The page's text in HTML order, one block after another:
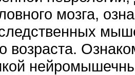
мозга,
возраста.